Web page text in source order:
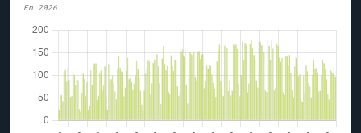
En 2026